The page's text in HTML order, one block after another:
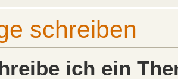
schreiben
ich ein